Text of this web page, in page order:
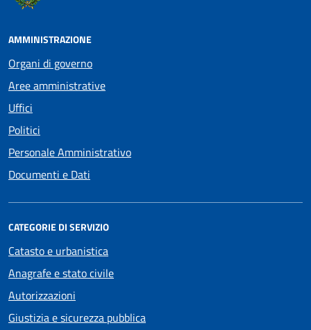
AMMINISTRAZIONE
Organi di governo
Aree amministrative
Uffici
Politici
Personale Amministrativo
Documenti e Dati
CATEGORIE DI SERVIZIO
Catasto e urbanistica
Anagrafe e stato civile
Autorizzazioni
Giustizia e sicurezza pubblica